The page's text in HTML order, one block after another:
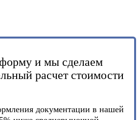
и мы сделаем
расчет стоимости
документации в нашей